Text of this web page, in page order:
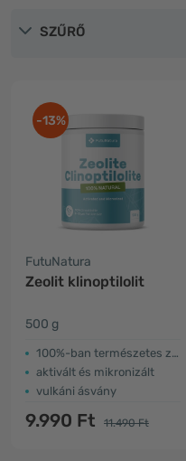
SZŰRŐ
-13%
FutuNatura
Zeolit klinoptilolit
500 g
100%-ban természetes zeolit
aktivált és mikronizált
vulkáni ásvány
9.990 Ft 11.490 Ft